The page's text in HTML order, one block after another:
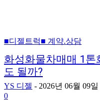
■디젤트럭■ 계약.상담
화성화물차매매 1톤
도 될까?
YS 디젤 - 2026년 06월 09일
0